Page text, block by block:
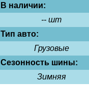
В наличии:
-- шт
Тип авто:
Грузовые
Сезонность шины:
Зимняя